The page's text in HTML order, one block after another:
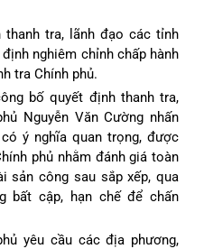
tra, lãnh đạo các tỉnh
nghiêm chỉnh chấp hành
tra Chính phủ.
bố quyết định thanh tra,
Nguyễn Văn Cường nhấn
ý nghĩa quan trọng, được
phủ nhằm đánh giá toàn
sản công sau sắp xếp, qua
bất cập, hạn chế để chấn
yêu cầu các địa phương,